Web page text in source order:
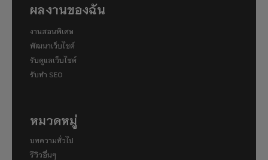
ผลงานของฉัน
งานสอนพิเศษ
พัฒนาเว็บไซต์
รับดูแลเว็บไซต์
รับทำ SEO
หมวดหมู่
บทความทั่วไป
รีวิวอื่นๆ